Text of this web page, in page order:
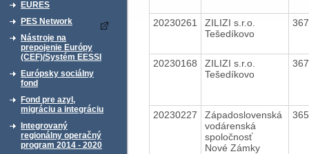
EURES
PES Network
Nástroje na
prepojenie Európy
(CEF)/Systém EESSI
Európsky sociálny
fond
Fond pre azyl,
migráciu a integráciu
Integrovaný
regionálny operačný
program 2014 - 2020
20230261
ZILIZI s.r.o.
Tešedíkovo
20230168
ZILIZI s.r.o.
Tešedíkovo
20230227
Západoslovenská
vodárenská
spoločnosť
Nové Zámky